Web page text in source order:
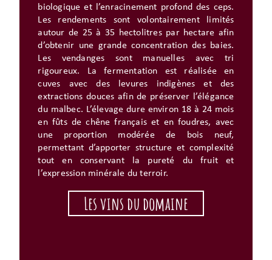
biologique et l’enracinement profond des ceps.
Les rendements sont volontairement limités
autour de 25 à 35 hectolitres par hectare afin
d’obtenir une grande concentration des baies.
Les vendanges sont manuelles avec tri
rigoureux. La fermentation est réalisée en
cuves avec des levures indigènes et des
extractions douces afin de préserver l’élégance
du malbec. L’élevage dure environ 18 à 24 mois
en fûts de chêne français et en foudres, avec
une proportion modérée de bois neuf,
permettant d’apporter structure et complexité
tout en conservant la pureté du fruit et
l’expression minérale du terroir.
Les vins du domaine